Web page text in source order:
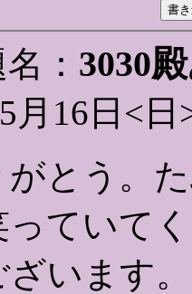
： 3030
月16日<日
がとう。
っていて
います。